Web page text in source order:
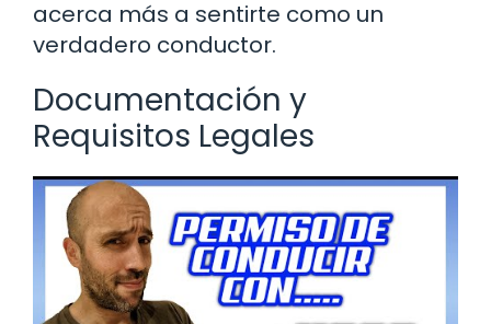
acerca más a sentirte como un
verdadero conductor.
Documentación y
Requisitos Legales